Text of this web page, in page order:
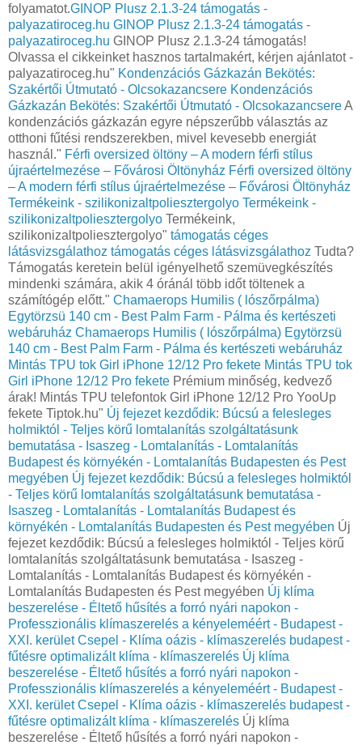
folyamatot.GINOP Plusz 2.1.3-24 támogatás -
palyazatiroceg.hu GINOP Plusz 2.1.3-24 támogatás -
palyazatiroceg.hu GINOP Plusz 2.1.3-24 támogatás!
Olvassa el cikkeinket hasznos tartalmakért, kérjen ajánlatot -
palyazatiroceg.hu" Kondenzációs Gázkazán Bekötés:
Szakértői Útmutató - Olcsokazancsere Kondenzációs
Gázkazán Bekötés: Szakértői Útmutató - OlcsokazancsereA
kondenzációs gázkazán egyre népszerűbb választás az
otthoni fűtési rendszerekben, mivel kevesebb energiát
használ." Férfi oversized öltöny – A modern férfi stílus
újraértelmezése – Fővárosi Öltönyház Férfi oversized öltöny
– A modern férfi stílus újraértelmezése – Fővárosi Öltönyház
Termékeink - szilikonizaltpoliesztergolyo Termékeink -
szilikonizaltpoliesztergolyo Termékeink,
szilikonizaltpoliesztergolyo" támogatás céges
látásvizsgálathoz támogatás céges látásvizsgálathoz Tudta?
Támogatás keretein belül igényelhető szemüvegkészítés
mindenki számára, akik 4 óránál több időt töltenek a
számítógép előtt." Chamaerops Humilis ( lószőrpálma)
Egytörzsü 140 cm - Best Palm Farm - Pálma és kertészeti
webáruház Chamaerops Humilis ( lószőrpálma) Egytörzsü
140 cm - Best Palm Farm - Pálma és kertészeti webáruház
Mintás TPU tok Girl iPhone 12/12 Pro fekete Mintás TPU tok
Girl iPhone 12/12 Pro fekete Prémium minőség, kedvező
árak! Mintás TPU telefontok Girl iPhone 12/12 Pro YooUp
fekete Tiptok.hu" Új fejezet kezdődik: Búcsú a felesleges
holmiktól - Teljes körű lomtalanítás szolgáltatásunk
bemutatása - Isaszeg - Lomtalanítás - Lomtalanítás
Budapest és környékén - Lomtalanítás Budapesten és Pest
megyében Új fejezet kezdődik: Búcsú a felesleges holmiktól
- Teljes körű lomtalanítás szolgáltatásunk bemutatása -
Isaszeg - Lomtalanítás - Lomtalanítás Budapest és
környékén - Lomtalanítás Budapesten és Pest megyében Új
fejezet kezdődik: Búcsú a felesleges holmiktól - Teljes körű
lomtalanítás szolgáltatásunk bemutatása - Isaszeg -
Lomtalanítás - Lomtalanítás Budapest és környékén -
Lomtalanítás Budapesten és Pest megyében Új klíma
beszerelése - Éltető hűsítés a forró nyári napokon -
Professzionális klímaszerelés a kényeleméért - Budapest -
XXI. kerület Csepel - Klíma oázis - klímaszerelés budapest -
fűtésre optimalizált klíma - klímaszerelés Új klíma
beszerelése - Éltető hűsítés a forró nyári napokon -
Professzionális klímaszerelés a kényeleméért - Budapest -
XXI. kerület Csepel - Klíma oázis - klímaszerelés budapest -
fűtésre optimalizált klíma - klímaszerelés Új klíma
beszerelése - Éltető hűsítés a forró nyári napokon -